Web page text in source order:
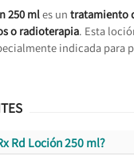
250 mles un tratamiento
o radioterapia. Esta
indicada para
Rd Loción 250 ml?